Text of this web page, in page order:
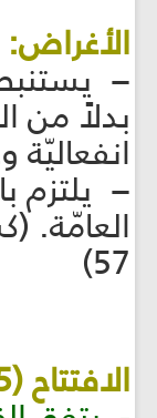
الأغراض:
−
بدلاً من
انفعاليّة
− يلتزم
57)
الافتتاح (5 دقائق):